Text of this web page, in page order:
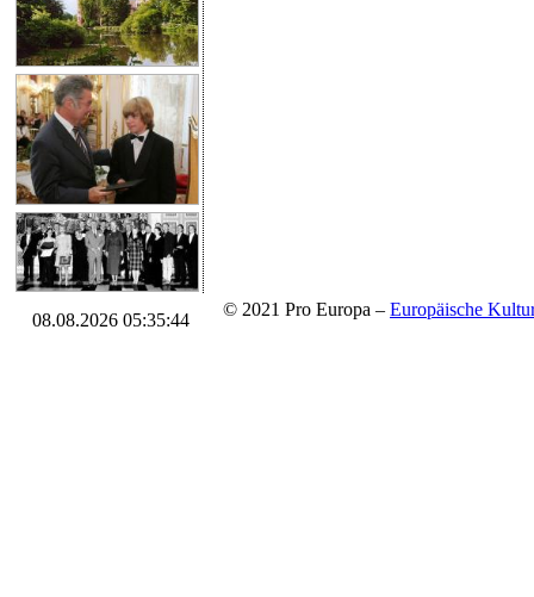
08.08.2026 05:35:44
© 2021 Pro Europa – Europäische